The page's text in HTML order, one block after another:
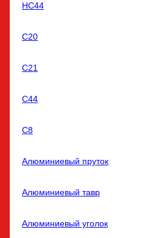
НС44
С20
С21
С44
С8
Алюминиевый пруток
Алюминиевый тавр
Алюминиевый уголок